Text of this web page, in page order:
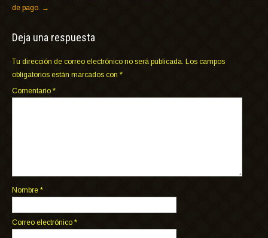
de pago. →
Deja una respuesta
Tu dirección de correo electrónico no será publicada. Los campos
obligatorios están marcados con *
Comentario *
Nombre *
Correo electrónico *